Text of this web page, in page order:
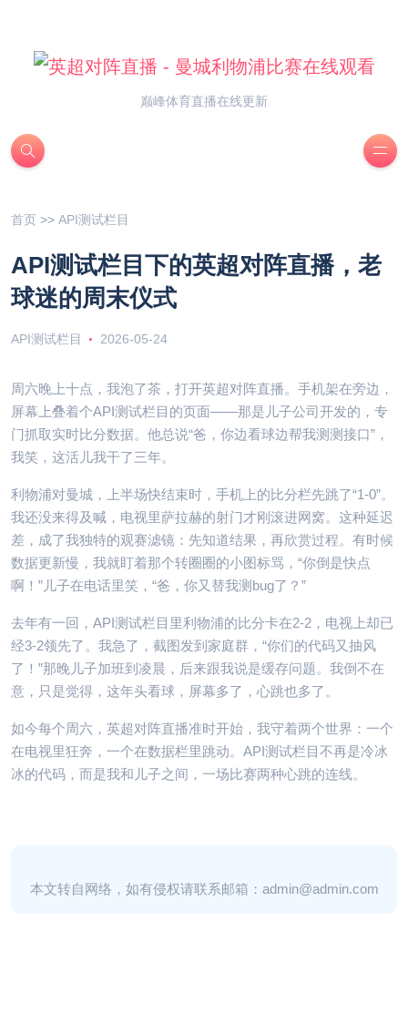
巅峰体育直播在线更新
首页 >> API测试栏目
API测试栏目下的英超对阵直播，老
球迷的周末仪式
API测试栏目 2026-05-24
周六晚上十点，我泡了茶，打开英超对阵直播。手机架在旁边，
屏幕上叠着个API测试栏目的页面——那是儿子公司开发的，专
门抓取实时比分数据。他总说“爸，你边看球边帮我测测接口”，
我笑，这活儿我干了三年。
利物浦对曼城，上半场快结束时，手机上的比分栏先跳了“1-0”。
我还没来得及喊，电视里萨拉赫的射门才刚滚进网窝。这种延迟
差，成了我独特的观赛滤镜：先知道结果，再欣赏过程。有时候
数据更新慢，我就盯着那个转圈圈的小图标骂，“你倒是快点
啊！”儿子在电话里笑，“爸，你又替我测bug了？”
去年有一回，API测试栏目里利物浦的比分卡在2-2，电视上却已
经3-2领先了。我急了，截图发到家庭群，“你们的代码又抽风
了！”那晚儿子加班到凌晨，后来跟我说是缓存问题。我倒不在
意，只是觉得，这年头看球，屏幕多了，心跳也多了。
如今每个周六，英超对阵直播准时开始，我守着两个世界：一个
在电视里狂奔，一个在数据栏里跳动。API测试栏目不再是冷冰
冰的代码，而是我和儿子之间，一场比赛两种心跳的连线。
本文转自网络，如有侵权请联系邮箱：admin@admin.com